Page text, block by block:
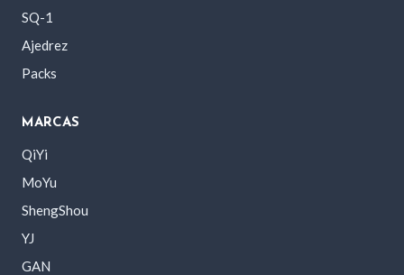
SQ-1
Ajedrez
Packs
MARCAS
QiYi
MoYu
ShengShou
YJ
GAN